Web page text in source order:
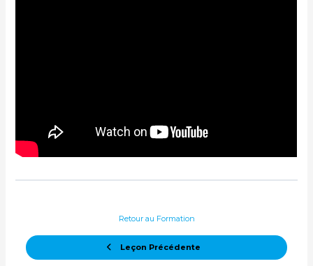
Leçon Précédente
Retour au Formation